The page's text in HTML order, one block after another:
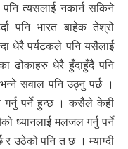
त्यसलाई नकार्न सकिने
पनि भारत बाहेक तेश्रो
धेरै पर्यटकले पनि यसैलाई
ढोकाहरु धेरै हुँदाहुँदै पनि
सवाल पनि उठ्नु पर्छ ।
गर्नु पर्ने हुन्छ । कसैले केही
ध्यानलाई मलजल गर्नु पर्ने
उठेको पनि त छ । म्याग्दी